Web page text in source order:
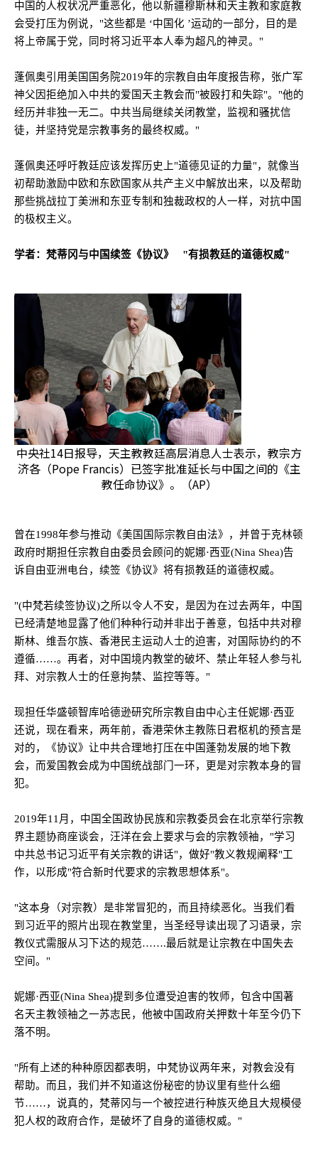
中国的人权状况严重恶化，他以新疆穆斯林和天主教和家庭教
会受打压为例说， "这些都是 ‘中国化 ’运动的一部分，目的是
将上帝属于党，同时将习近平本人奉为超凡的神灵。 "
蓬佩奥引用美国国务院2019年的宗教自由年度报告称，张广军
神父因拒绝加入中共的爱国天主教会而"被殴打和失踪"。 "他的
经历并非独一无二。中共当局继续关闭教堂，监视和骚扰信
徒，并坚持党是宗教事务的最终权威。 "
蓬佩奥还呼吁教廷应该发挥历史上"道德见证的力量"，就像当
初帮助激励中欧和东欧国家从共产主义中解放出来，以及帮助
那些挑战拉丁美洲和东亚专制和独裁政权的人一样，对抗中国
的极权主义。
学者：梵蒂冈与中国续签《协议》 "有损教廷的道德权威"
中央社14日报导，天主教教廷高层消息人士表示，教宗方
济各（Pope Francis）已签字批准延长与中国之间的《主
教任命协议》。（AP）
曾在1998年参与推动《美国国际宗教自由法》，并曾于克林顿
政府时期担任宗教自由委员会顾问的妮娜·西亚(Nina Shea)告
诉自由亚洲电台，续签《协议》将有损教廷的道德权威。
"(中梵若续签协议)之所以令人不安，是因为在过去两年，中国
已经清楚地显露了他们种种行动并非出于善意，包括中共对穆
斯林、维吾尔族、香港民主运动人士的迫害，对国际协约的不
遵循……。再者，对中国境内教堂的破坏、禁止年轻人参与礼
拜、对宗教人士的任意拘禁、监控等等。 "
现担任华盛顿智库哈德逊研究所宗教自由中心主任妮娜·西亚
还说，现在看来，两年前，香港荣休主教陈日君枢机的预言是
对的，《协议》让中共合理地打压在中国蓬勃发展的地下教
会，而爱国教会成为中国统战部门一环，更是对宗教本身的冒
犯。
2019年11 月，中国全国政协民族和宗教委员会在北京举行宗教
界主题协商座谈会，汪洋在会上要求与会的宗教领袖， "学习
中共总书记习近平有关宗教的讲话"，做好"教义教规阐释"工
作，以形成"符合新时代要求的宗教思想体系"。
"这本身（对宗教）是非常冒犯的，而且持续恶化。当我们看
到习近平的照片出现在教堂里，当圣经导读出现了习语录，宗
教仪式需服从习下达的规范…….最后就是让宗教在中国失去
空间。 "
妮娜·西亚(Nina Shea)提到多位遭受迫害的牧师，包含中国著
名天主教领袖之一苏志民，他被中国政府关押数十年至今仍下
落不明。
"所有上述的种种原因都表明，中梵协议两年来，对教会没有
帮助。而且，我们并不知道这份秘密的协议里有些什么细
节……，说真的，梵蒂冈与一个被控进行种族灭绝且大规模侵
犯人权的政府合作，是破坏了自身的道德权威。 "